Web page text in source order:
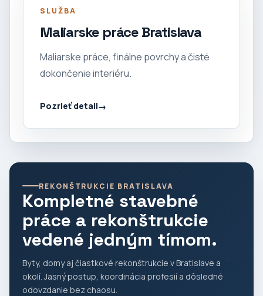
SLUŽBA
Maliarske práce Bratislava
Maliarske práce, finálne povrchy a čisté
dokončenie interiéru.
Pozrieť detail
REKONŠTRUKCIE BRATISLAVA
Kompletné stavebné
práce a rekonštrukcie
vedené jedným tímom.
Byty, domy aj čiastkové rekonštrukcie v Bratislave a
okolí. Jasný postup, koordinácia profesií a dôsledné
odovzdanie bez chaosu.